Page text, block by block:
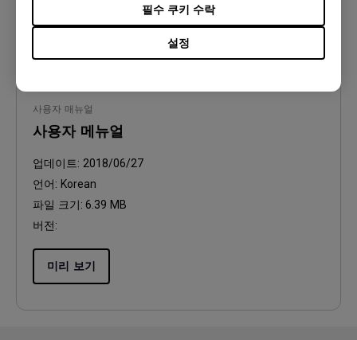
설정
필수 쿠키 수락
사용자 매뉴얼
사용자 메뉴얼
업데이트: 2018/06/27
언어: Korean
파일 크기: 6.39 MB
버전:
미리 보기